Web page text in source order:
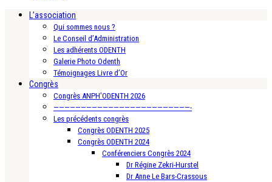
L’association
Qui sommes nous ?
Le Conseil d’Administration
Les adhérents ODENTH
Galerie Photo Odenth
Témoignages Livre d’Or
Congrès
Congrès ANPH’ODENTH 2026
—————————————————————————-
Les précédents congrès
Congrès ODENTH 2025
Congrès ODENTH 2024
Conférenciers Congrès 2024
Dr Régine Zekri-Hurstel
Dr Anne Le Bars-Crassous